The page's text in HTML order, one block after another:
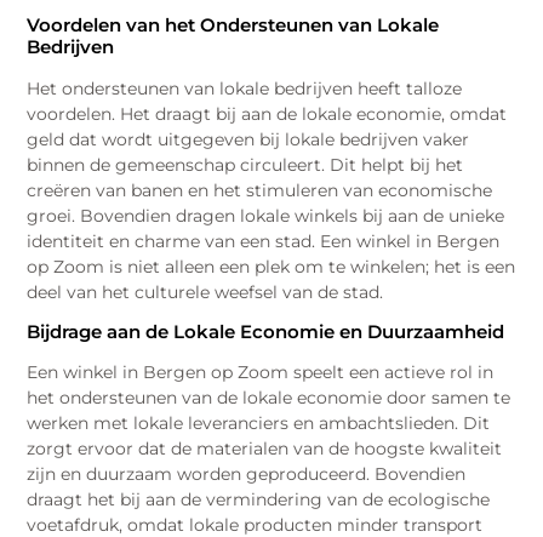
Voordelen van het Ondersteunen van Lokale
Bedrijven
Het ondersteunen van lokale bedrijven heeft talloze
voordelen. Het draagt bij aan de lokale economie, omdat
geld dat wordt uitgegeven bij lokale bedrijven vaker
binnen de gemeenschap circuleert. Dit helpt bij het
creëren van banen en het stimuleren van economische
groei. Bovendien dragen lokale winkels bij aan de unieke
identiteit en charme van een stad. Een winkel in Bergen
op Zoom is niet alleen een plek om te winkelen; het is een
deel van het culturele weefsel van de stad.
Bijdrage aan de Lokale Economie en Duurzaamheid
Een winkel in Bergen op Zoom speelt een actieve rol in
het ondersteunen van de lokale economie door samen te
werken met lokale leveranciers en ambachtslieden. Dit
zorgt ervoor dat de materialen van de hoogste kwaliteit
zijn en duurzaam worden geproduceerd. Bovendien
draagt het bij aan de vermindering van de ecologische
voetafdruk, omdat lokale producten minder transport